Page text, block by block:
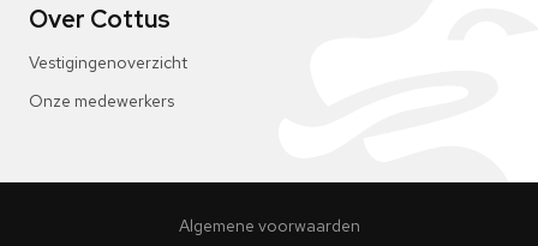
Over Cottus
Vestigingenoverzicht
Onze medewerkers
Algemene voorwaarden